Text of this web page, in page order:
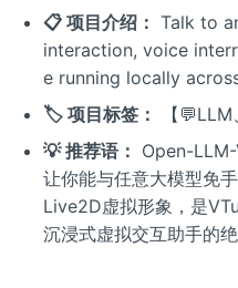
📋 项目介绍： Talk to
interaction, voice
e running locally
🏷️ 项目标签：
【💬LLM
💡 推荐语： Open-LLM-
让你能与任意大模型免
Live2D虚拟形象，是
沉浸式虚拟交互助手的绝